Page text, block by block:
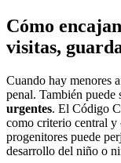
Cómo
visitas,
Cuando hay menores
penal. También puede
urgentes. El Código
como criterio central y
progenitores puede
desarrollo del niño o